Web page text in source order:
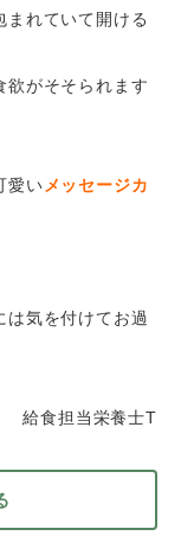
れていて開ける
欲がそそられます
愛い メッセージカ
は気を付けてお過
給食担当栄養士T